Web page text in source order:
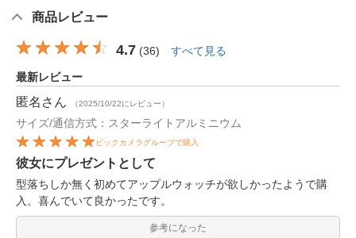
商品レビュー
4.7 (36) すべて見る
最新レビュー
匿名 さん （2025/10/22にレビュー）
サイズ/通信方式：スターライトアルミニウム
ビックカメラグループで購入
彼女にプレゼントとして
型落ちしか無く初めてアップルウォッチが欲しかったようで購
入。喜んでいて良かったです。
参考になった